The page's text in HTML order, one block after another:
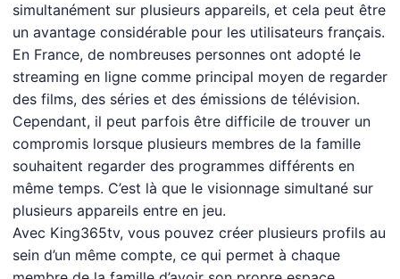
simultanément sur plusieurs appareils, et cela peut être
un avantage considérable pour les utilisateurs français.
En France, de nombreuses personnes ont adopté le
streaming en ligne comme principal moyen de regarder
des films, des séries et des émissions de télévision.
Cependant, il peut parfois être difficile de trouver un
compromis lorsque plusieurs membres de la famille
souhaitent regarder des programmes différents en
même temps. C’est là que le visionnage simultané sur
plusieurs appareils entre en jeu.
Avec King365tv, vous pouvez créer plusieurs profils au
sein d’un même compte, ce qui permet à chaque